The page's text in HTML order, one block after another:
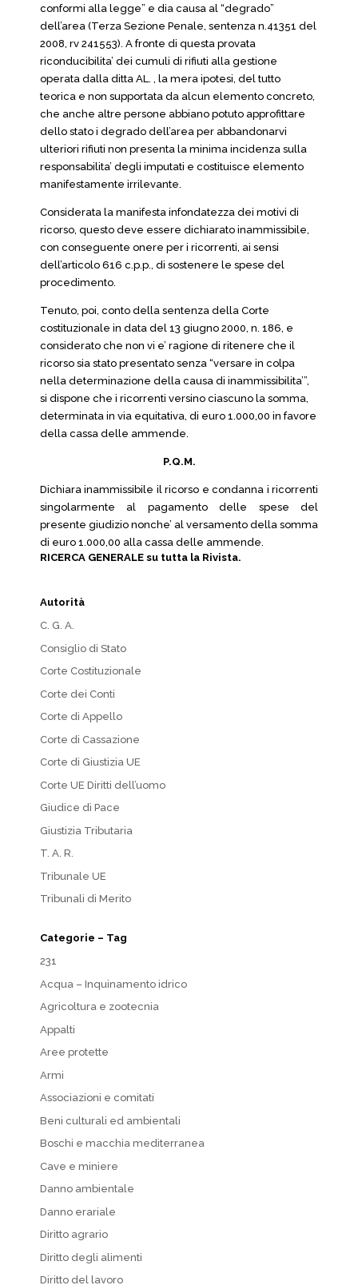
conformi alla legge” e dia causa al “degrado”
dell’area (Terza Sezione Penale, sentenza n.41351 del
2008, rv 241553). A fronte di questa provata
riconducibilita’ dei cumuli di rifiuti alla gestione
operata dalla ditta AL. , la mera ipotesi, del tutto
teorica e non supportata da alcun elemento concreto,
che anche altre persone abbiano potuto approfittare
dello stato i degrado dell’area per abbandonarvi
ulteriori rifiuti non presenta la minima incidenza sulla
responsabilita’ degli imputati e costituisce elemento
manifestamente irrilevante.
Considerata la manifesta infondatezza dei motivi di
ricorso, questo deve essere dichiarato inammissibile,
con conseguente onere per i ricorrenti, ai sensi
dell’articolo 616 c.p.p., di sostenere le spese del
procedimento.
Tenuto, poi, conto della sentenza della Corte
costituzionale in data del 13 giugno 2000, n. 186, e
considerato che non vi e’ ragione di ritenere che il
ricorso sia stato presentato senza “versare in colpa
nella determinazione della causa di inammissibilita’”,
si dispone che i ricorrenti versino ciascuno la somma,
determinata in via equitativa, di euro 1.000,00 in favore
della cassa delle ammende.
P.Q.M.
Dichiara inammissibile il ricorso e condanna i ricorrenti
singolarmente al pagamento delle spese del
presente giudizio nonche’ al versamento della somma
di euro 1.000,00 alla cassa delle ammende.
RICERCA GENERALE su tutta la Rivista.
Autorità
C. G. A.
Consiglio di Stato
Corte Costituzionale
Corte dei Conti
Corte di Appello
Corte di Cassazione
Corte di Giustizia UE
Corte UE Diritti dell’uomo
Giudice di Pace
Giustizia Tributaria
T. A. R.
Tribunale UE
Tribunali di Merito
Categorie – Tag
231
Acqua – Inquinamento idrico
Agricoltura e zootecnia
Appalti
Aree protette
Armi
Associazioni e comitati
Beni culturali ed ambientali
Boschi e macchia mediterranea
Cave e miniere
Danno ambientale
Danno erariale
Diritto agrario
Diritto degli alimenti
Diritto del lavoro